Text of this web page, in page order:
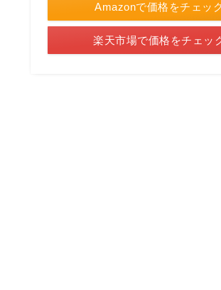
Amazonで価格をチェッ
楽天市場で価格をチェッ